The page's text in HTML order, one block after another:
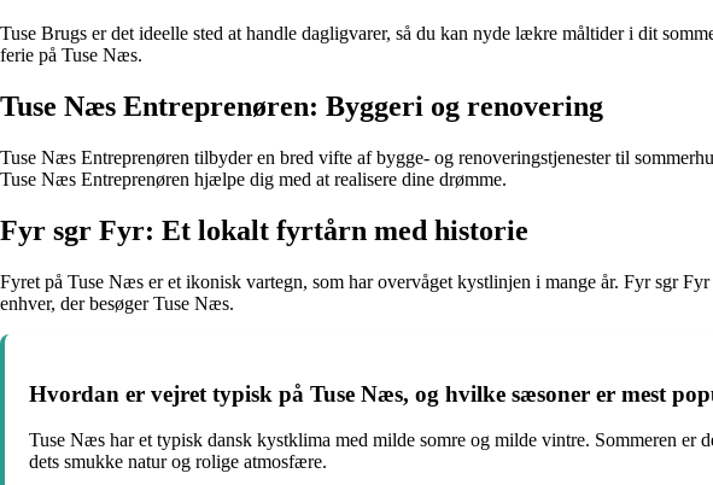
Tuse Brugs er det ideelle sted at handle dagligvarer, så du kan nyde lækre måltider i dit
ferie på Tuse Næs.
Tuse Næs Entreprenøren: Byggeri og renovering
Tuse Næs Entreprenøren tilbyder en bred vifte af bygge- og renoveringstjenester til
Tuse Næs Entreprenøren hjælpe dig med at realisere dine drømme.
Fyr sgr Fyr: Et lokalt fyrtårn med historie
Fyret på Tuse Næs er et ikonisk vartegn, som har overvåget kystlinjen i mange år. Fyr sgr
enhver, der besøger Tuse Næs.
Hvordan er vejret typisk på Tuse Næs, og hvilke sæsoner er mest
Tuse Næs har et typisk dansk kystklima med milde somre og milde vintre. Sommeren
dets smukke natur og rolige atmosfære.